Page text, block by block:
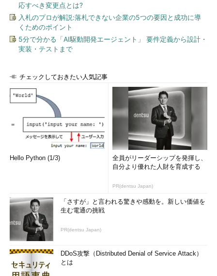
ドメインを管理するドメインコントローラーです。実は、こちら
も更新プログラムのダウンロード途中（45％）で止まったよう
に見える状態でしたが、ドメインコントローラーなので辛抱強く
待ってみることにしました。しかし、6時間が経過しても45％の
ままで進みません。Azure仮想マシンの課金が気になるところで
そして、翌日、画面に表示されていた進捗（しんちょく）は、
やっぱり45％のままでした（
）。完全に停止しているのか
どうか、ディスクI/Oや対象ディレクトリ
（C:\Windows\CbsTemp）を調査してみると、同じ内容をディレ
クトリ名を変更しながら、何度も繰り返しているような感じでし
画面2合計12時間以上放置したのにもかかわらず、ダウン
ロード45％時点で完全に停止？
応すべき変更点とは?
入札のプロが解説:落札できない企業の5つの要因と成功に導
くためのポイント
5分で分かる「AI駆動開発エージェント」 要件定義から設計・
実装・テストまで
チェックしておきたい人気記事
Hello Python (1/3)
全員がリーダーシップを発揮し、
自分より優れた人財を育成する
PR(dentsu Japan)
「さすが」と言われる驚きや感動を。新しい価値を
生む電通の挑戦
PR(dentsu Japan)
DDoS攻撃（Distributed Denial of Service Attack）
とは